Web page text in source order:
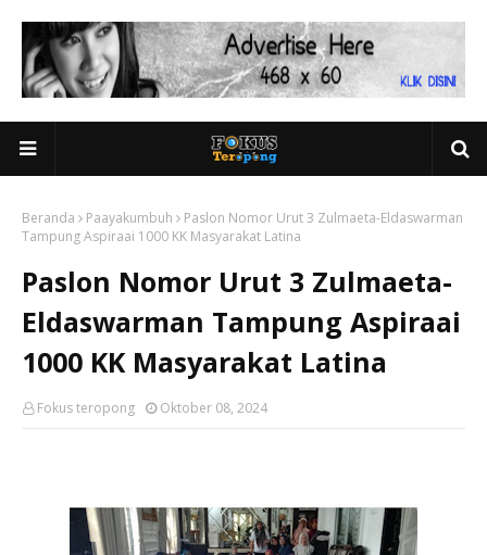
Beranda Paayakumbuh
Paslon Nomor Urut 3 Zulmaeta-Eldaswarman
Tampung Aspiraai 1000 KK Masyarakat Latina
Paslon Nomor Urut 3 Zulmaeta-
Eldaswarman Tampung Aspiraai
1000 KK Masyarakat Latina
Fokus teropong Oktober 08, 2024